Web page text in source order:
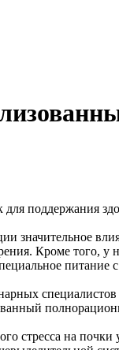
поддержания
значительное
Кроме того,
стресса на